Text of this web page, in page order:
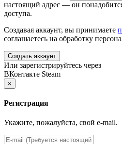
настоящий адрес — он
доступа.
Создавая аккаунт, вы принимаете
соглашаетесь на обработку
Создать аккаунт
Или зарегистрируйтесь через
ВКонтакте Steam
×
Регистрация
Укажите, пожалуйста, свой e-mail.